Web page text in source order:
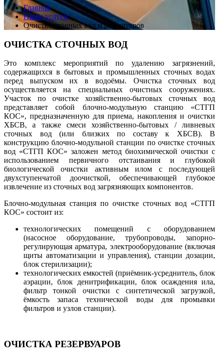
Главная
Наши услуги
Очистка сточных вод и резервуаров
ОЧИСТКА СТОЧНЫХ ВОД
Это комплекс мероприятий по удалению загрязнений,
содержащихся в бытовых и промышленных сточных водах
перед выпуском их в водоёмы. Очистка сточных вод
осуществляется на специальных очистных сооружениях.
Участок по очистке хозяйственно-бытовых сточных вод
представляет собой блочно-модульную станцию «СТГП
КОС», предназначенную для приема, накопления и очистки
ХБСВ, а также смеси хозяйственно-бытовых / ливневых
сточных вод (или близких по составу к ХБСВ). В
конструкцию блочно-модульной станции по очистке сточных
вод «СТГП КОС» заложен метод биохимической очистки с
использованием первичного отстаивания и глубокой
биологической очистки активным илом с последующей
двухступенчатой доочисткой, обеспечивающей глубокое
извлечение из сточных вод загрязняющих компонентов.
Блочно-модульная станция по очистке сточных вод «СТГП
КОС» состоит из:
технологических помещений с оборудованием
(насосное оборудование, трубопроводы, запорно-
регулирующая арматура, электрооборудование (включая
щиты автоматизации и управления), станции дозации,
блок стерилизации);
технологических емкостей (приёмник-усреднитель, блок
аэрации, блок денитрификации, блок осаждения ила,
фильтр тонкой очистки с синтетической загрузкой,
ёмкость запаса технической воды для промывки
фильтров и узлов станции).
ОЧИСТКА РЕЗЕРВУАРОВ